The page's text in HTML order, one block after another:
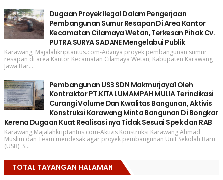
Dugaan Proyek Ilegal Dalam Pengerjaan
Pembangunan Sumur Resapan Di Area Kantor
Kecamatan Cilamaya Wetan, Terkesan Pihak Cv.
PUTRA SURYA SADANE Mengelabui Publik
Karawang, Majalahkriptantus.com-Adanya proyek pembangunan sumur
resapan di area Kantor Kecamatan Cilamaya Wetan, Kabupaten Karawang
Jawa Bar...
Pembangunan USB SDN Makmurjaya1 Oleh
Kontraktor PT.KITA LUMAMPAH MULIA Terindikasi
Curangi Volume Dan Kwalitas Bangunan, Aktivis
Konstruksi Karawang Minta Bangunan Di Bongkar
Kerena Dugaan Kuat Realisasi nya Tidak Sesuai Spek dan RAB
Karawang,Majalahkriptantus.com-Aktivis Konstruksi Karawang Ahmad
Muslim dan Team mendesak agar proyek pembangunan Unit Sekolah Baru
(USB) S...
TOTAL TAYANGAN HALAMAN